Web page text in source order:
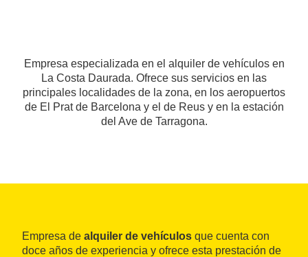
Empresa especializada en el alquiler de vehículos en
La Costa Daurada. Ofrece sus servicios en las
principales localidades de la zona, en los aeropuertos
de El Prat de Barcelona y el de Reus y en la estación
del Ave de Tarragona.
Empresa de alquiler de vehículos que cuenta con
doce años de experiencia y ofrece esta prestación de